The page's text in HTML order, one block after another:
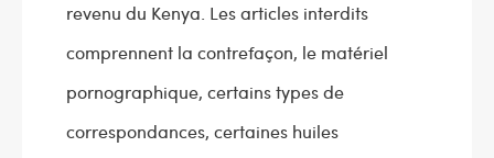
revenu du Kenya. Les articles interdits
comprennent la contrefaçon, le matériel
pornographique, certains types de
correspondances, certaines huiles